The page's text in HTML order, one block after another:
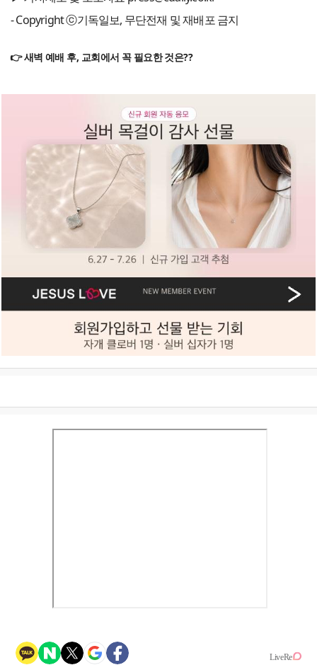
- Copyright ⓒ기독일보, 무단전재 및 재배포 금지
👉 새벽 예배 후, 교회에서 꼭 필요한 것은??